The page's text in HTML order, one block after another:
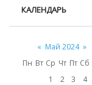
КАЛЕНДАРЬ
« Май 2024 »
Пн Вт Ср Чт Пт Сб
1
2 3 4